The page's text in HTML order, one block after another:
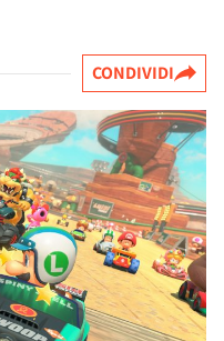
CONDIVIDI